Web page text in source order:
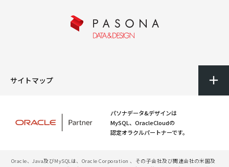
サイトマップ
パソナデータ&デザインは
MySQL、OracleCloudの
認定オラクルパートナーです。
Oracle、Java及びMySQLは、Oracle Corporation 、その子会社及び関連会社の米国及